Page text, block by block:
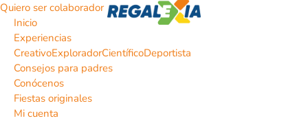
Quiero ser colaborador
Inicio
Experiencias
CreativoExploradorCientíficoDeportista
Consejos para padres
Conócenos
Fiestas originales
Mi cuenta